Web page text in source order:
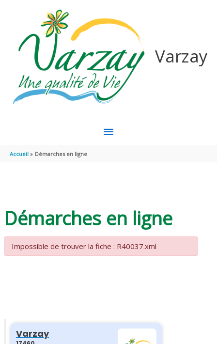
Varzay
MENU
Accueil Démarches en ligne
Démarches en ligne
Impossible de trouver la fiche : R40037.xml